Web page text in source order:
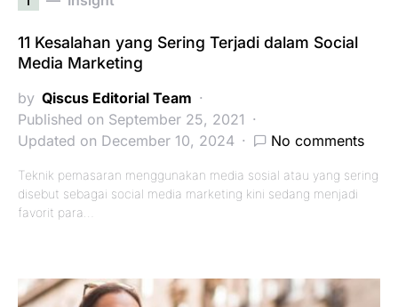
11 Kesalahan yang Sering Terjadi dalam Social
Media Marketing
by Qiscus Editorial Team
Published on September 25, 2021
Updated on December 10, 2024
No comments
Teknik pemasaran menggunakan media sosial atau yang sering
disebut sebagai social media marketing kini sedang menjadi
favorit para…